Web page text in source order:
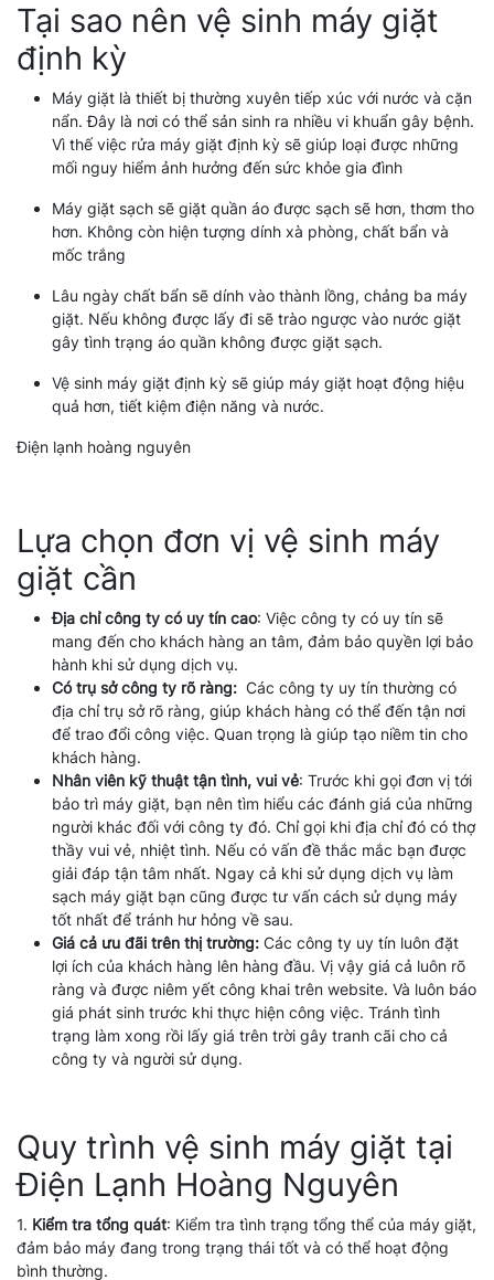
Tại sao nên vệ sinh máy giặt
định kỳ
Máy giặt là thiết bị thường xuyên tiếp xúc với nước và cặn
nẩn. Đây là nơi có thể sản sinh ra nhiều vi khuẩn gây bệnh.
Vì thế việc rửa máy giặt định kỳ sẽ giúp loại được những
mối nguy hiểm ảnh hưởng đến sức khỏe gia đình
Máy giặt sạch sẽ giặt quần áo được sạch sẽ hơn, thơm tho
hơn. Không còn hiện tượng dính xà phòng, chất bẩn và
mốc trắng
Lâu ngày chất bẩn sẽ dính vào thành lồng, chảng ba máy
giặt. Nếu không được lấy đi sẽ trào ngược vào nước giặt
gây tình trạng áo quần không được giặt sạch.
Vệ sinh máy giặt định kỳ sẽ giúp máy giặt hoạt động hiệu
quả hơn, tiết kiệm điện năng và nước.
Lựa chọn đơn vị vệ sinh máy
giặt cần
Địa chỉ công ty có uy tín cao: Việc công ty có uy tín sẽ
mang đến cho khách hàng an tâm, đảm bảo quyền lợi bảo
hành khi sử dụng dịch vụ.
Có trụ sở công ty rõ ràng: Các công ty uy tín thường có
địa chỉ trụ sở rõ ràng, giúp khách hàng có thể đến tận nơi
để trao đổi công việc. Quan trọng là giúp tạo niềm tin cho
khách hàng.
Nhân viên kỹ thuật tận tình, vui vẻ: Trước khi gọi đơn vị tới
bảo trì máy giặt, bạn nên tìm hiểu các đánh giá của những
người khác đối với công ty đó. Chỉ gọi khi địa chỉ đó có thợ
thầy vui vẻ, nhiệt tình. Nếu có vấn đề thắc mắc bạn được
giải đáp tận tâm nhất. Ngay cả khi sử dụng dịch vụ làm
sạch máy giặt bạn cũng được tư vấn cách sử dụng máy
tốt nhất để tránh hư hỏng về sau.
Giá cả ưu đãi trên thị trường: Các công ty uy tín luôn đặt
lợi ích của khách hàng lên hàng đầu. Vị vậy giá cả luôn rõ
ràng và được niêm yết công khai trên website. Và luôn báo
giá phát sinh trước khi thực hiện công việc. Tránh tình
trạng làm xong rồi lấy giá trên trời gây tranh cãi cho cả
công ty và người sử dụng.
Quy trình vệ sinh máy giặt tại
Điện Lạnh Hoàng Nguyên
1. Kiểm tra tổng quát: Kiểm tra tình trạng tổng thể của máy giặt,
đảm bảo máy đang trong trạng thái tốt và có thể hoạt động
bình thường.